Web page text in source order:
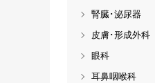
腎臓･泌尿器
皮膚･形成外科
眼科
耳鼻咽喉科